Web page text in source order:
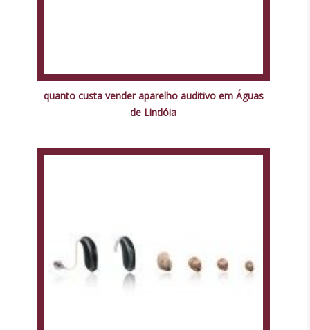
quanto custa vender aparelho auditivo em Águas
de Lindóia